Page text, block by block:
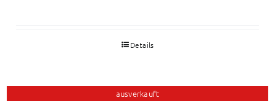
Details
ausverkauft